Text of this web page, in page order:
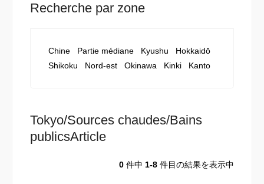
Recherche par zone
Chine Partie médiane Kyushu
Hokkaidō
Shikoku
Nord-est Okinawa Kinki Kanto
Tokyo/Sources chaudes/Bains
publicsArticle
0 件中 1-8 件目の結果を表示中